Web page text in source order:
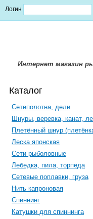
Логин
Интернет магазин
Каталог
Сетеполотна, дели
Шнуры, веревка, канат,
Плетённый шнур
Леска японская
Сети рыболовные
Лебедка, пила, торпеда
Сетевые поплавки, груза
Нить капроновая
Спиннинг
Катушки для спиннинга